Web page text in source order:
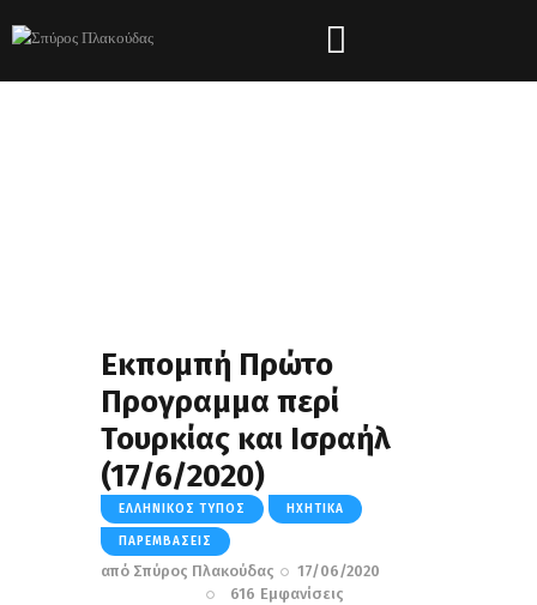
Εκπομπή Πρώτο
Προγραμμα περί
Τουρκίας και Ισραήλ
(17/6/2020)
ΕΛΛΗΝΙΚΌΣ ΤΎΠΟΣ ΗΧΗΤΙΚΆ
ΠΑΡΕΜΒΆΣΕΙΣ
από Σπύρος Πλακούδας
17/06/2020
616 Εμφανίσεις